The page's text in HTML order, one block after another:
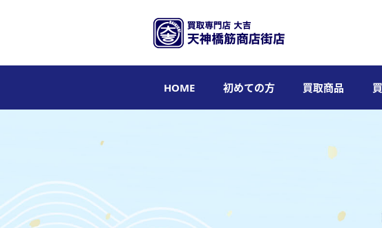
HOME 初めての方 買取商品